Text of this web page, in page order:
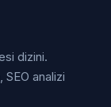
dizini.
analizi